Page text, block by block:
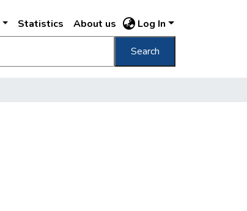
Statistics About us Log In
Search